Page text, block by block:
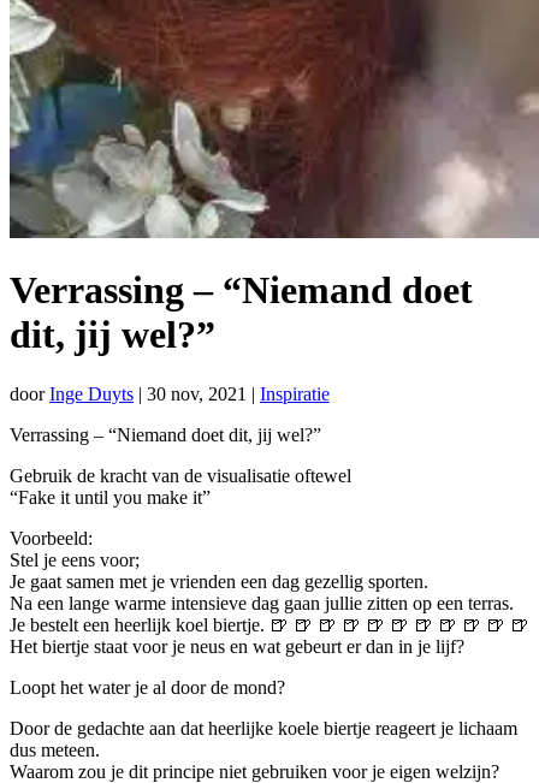
Verrassing – “Niemand doet
dit, jij wel?”
doorInge Duyts | 30 nov, 2021 | Inspiratie
Verrassing – “Niemand doet dit, jij wel?”
Gebruik de kracht van de visualisatie oftewel
“Fake it until you make it”
Voorbeeld:
Stel je eens voor;
Je gaat samen met je vrienden een dag gezellig sporten.
Na een lange warme intensieve dag gaan jullie zitten op een terras.
Je bestelt een heerlijk koel biertje. 🍺 🍺 🍺 🍺 🍺 🍺 🍺 🍺 🍺 🍺 🍺
Het biertje staat voor je neus en wat gebeurt er dan in je lijf?
Loopt het water je al door de mond?
Door de gedachte aan dat heerlijke koele biertje reageert je lichaam
dus meteen.
Waarom zou je dit principe niet gebruiken voor je eigen welzijn?